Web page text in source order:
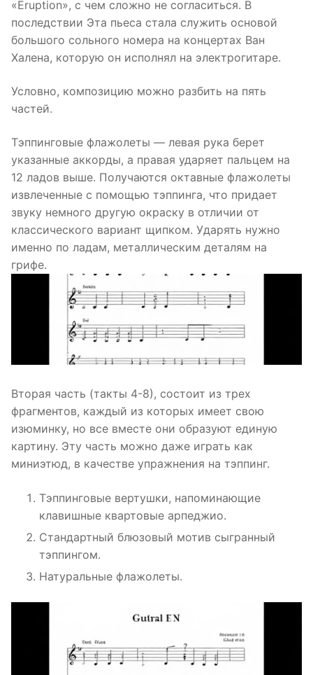
«Eruption», с чем сложно не согласиться. В
последствии Эта пьеса стала служить основой
большого сольного номера на концертах Ван
Халена, которую он исполнял на электрогитаре.
Условно, композицию можно разбить на пять
частей.
Тэппинговые флажолеты — левая рука берет
указанные аккорды, а правая ударяет пальцем на
12 ладов выше. Получаются октавные флажолеты
извлеченные с помощью тэппинга, что придает
звуку немного другую окраску в отличии от
классического вариант щипком. Ударять нужно
именно по ладам, металлическим деталям на
грифе.
Вторая часть (такты 4-8), состоит из трех
фрагментов, каждый из которых имеет свою
изюминку, но все вместе они образуют единую
картину. Эту часть можно даже играть как
миниэтюд, в качестве упражнения на тэппинг.
Тэппинговые вертушки, напоминающие
клавишные квартовые арпеджио.
Стандартный блюзовый мотив сыгранный
тэппингом.
Натуральные флажолеты.